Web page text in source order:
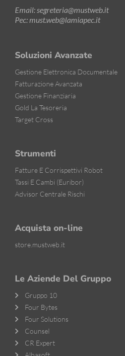
Email: segreteria@mustweb.it
Pec: must.web@lamiapec.it
Soluzioni Avanzate
Gestione Elettronica Documentale
Fatturazione Avanzata
Gestione Finanziaria
Gold La Tesoreria
Target Cross
Strumenti
Fatture E Corrispettivi Robot
Tassi E Cambi (Euribor)
Advisor Centrale Rischi
Acquista on-line
store.mustweb.it
Le Aziende Del Gruppo
Gruppo 10
Four Bytes
Four Solutions
Counsel
CR Expert